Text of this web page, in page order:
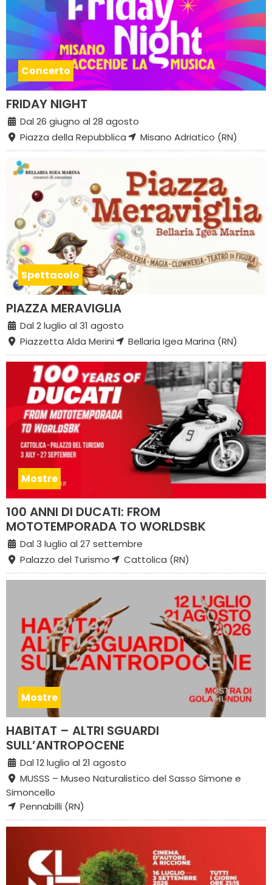
Concerto
FRIDAY NIGHT
Dal 26 giugno al 28 agosto
Piazza della Repubblica
Misano Adriatico (RN)
Spettacolo
PIAZZA MERAVIGLIA
Dal 2 luglio al 31 agosto
Piazzetta Alda Merini
Bellaria Igea Marina (RN)
Mostre
100 ANNI DI DUCATI: FROM
MOTOTEMPORADA TO WORLDSBK
Dal 3 luglio al 27 settembre
Palazzo del Turismo
Cattolica (RN)
Mostre
HABITAT – ALTRI SGUARDI
SULL’ANTROPOCENE
Dal 12 luglio al 21 agosto
MUSSS – Museo Naturalistico del Sasso Simone e
Simoncello
Pennabilli (RN)